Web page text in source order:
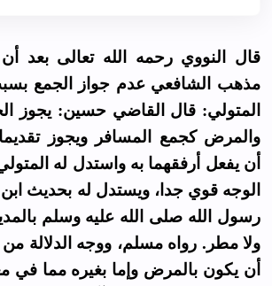
قال النووي رحمه الله تعالى بعد
مذهب الشافعي عدم جواز الجمع
المتولي: قال القاضي حسين: يجوز
والمرض كجمع المسافر ويجوز تقديما
أن يفعل أرفقهما به واستدل له
الوجه قوي جدا، ويستدل له بحديث
رسول الله صلى الله عليه وسلم
ولا مطر. رواه مسلم، ووجه الدلالة من
أن يكون بالمرض وإما بغيره مما في